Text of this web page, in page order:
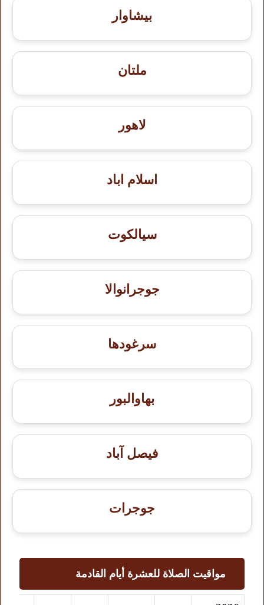
بيشاوار
ملتان
لاهور
اسلام اباد
سيالكوت
جوجرانوالا
سرغودها
بهاوالبور
فيصل آباد
جوجرات
مواقيت الصلاة للعشرة أيام القادمة